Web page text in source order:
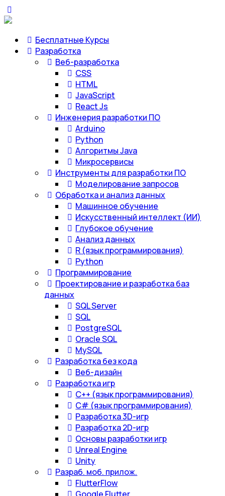
Бесплатные Курсы
Разработка
Веб-разработка
CSS
HTML
JavaScript
React Js
Инженерия разработки ПО
Arduino
Python
Алгоритмы Java
Микросервисы
Инструменты для разработки ПО
Моделирование запросов
Обработка и анализ данных
Машинное обучение
Искусственный интеллект (ИИ)
Глубокое обучение
Анализ данных
R (язык программирования)
Python
Программирование
Проектирование и разработка баз
данных
SQL Server
SQL
PostgreSQL
Oracle SQL
MySQL
Разработка без кода
Веб-дизайн
Разработка игр
С++ (язык программирования)
С# (язык программирования)
Разработка 3D-игр
Разработка 2D-игр
Основы разработки игр
Unreal Engine
Unity
Разраб. моб. прилож.
FlutterFlow